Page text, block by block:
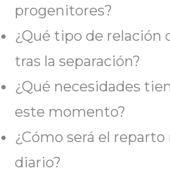
progenitores?
¿Qué tipo de
tras la separación?
¿Qué necesidades
este momento?
¿Cómo será el
diario?